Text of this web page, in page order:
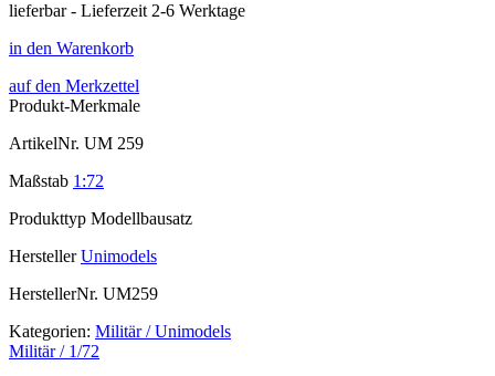
lieferbar - Lieferzeit 2-6 Werktage
in den Warenkorb
auf den Merkzettel
Produkt-Merkmale
ArtikelNr. UM 259
Maßstab 1:72
Produkttyp Modellbausatz
Hersteller Unimodels
HerstellerNr. UM259
Kategorien: Militär / Unimodels
Militär / 1/72